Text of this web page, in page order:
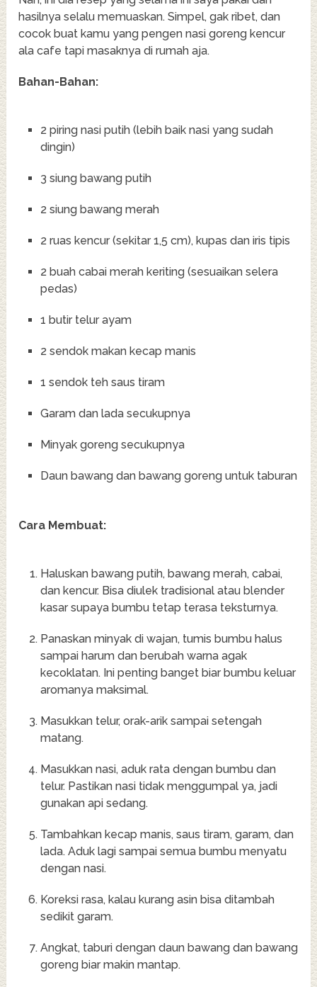
hasilnya selalu memuaskan. Simpel, gak ribet, dan
cocok buat kamu yang pengen nasi goreng kencur
ala cafe tapi masaknya di rumah aja.
Bahan-Bahan:
2 piring nasi putih (lebih baik nasi yang sudah
dingin)
3 siung bawang putih
2 siung bawang merah
2 ruas kencur (sekitar 1,5 cm), kupas dan iris tipis
2 buah cabai merah keriting (sesuaikan selera
pedas)
1 butir telur ayam
2 sendok makan kecap manis
1 sendok teh saus tiram
Garam dan lada secukupnya
Minyak goreng secukupnya
Daun bawang dan bawang goreng untuk taburan
Cara Membuat:
Haluskan bawang putih, bawang merah, cabai,
dan kencur. Bisa diulek tradisional atau blender
kasar supaya bumbu tetap terasa teksturnya.
Panaskan minyak di wajan, tumis bumbu halus
sampai harum dan berubah warna agak
kecoklatan. Ini penting banget biar bumbu keluar
aromanya maksimal.
Masukkan telur, orak-arik sampai setengah
matang.
Masukkan nasi, aduk rata dengan bumbu dan
telur. Pastikan nasi tidak menggumpal ya, jadi
gunakan api sedang.
Tambahkan kecap manis, saus tiram, garam, dan
lada. Aduk lagi sampai semua bumbu menyatu
dengan nasi.
Koreksi rasa, kalau kurang asin bisa ditambah
sedikit garam.
Angkat, taburi dengan daun bawang dan bawang
goreng biar makin mantap.